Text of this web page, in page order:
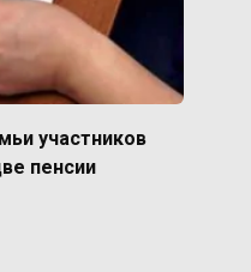
участников
пенсии